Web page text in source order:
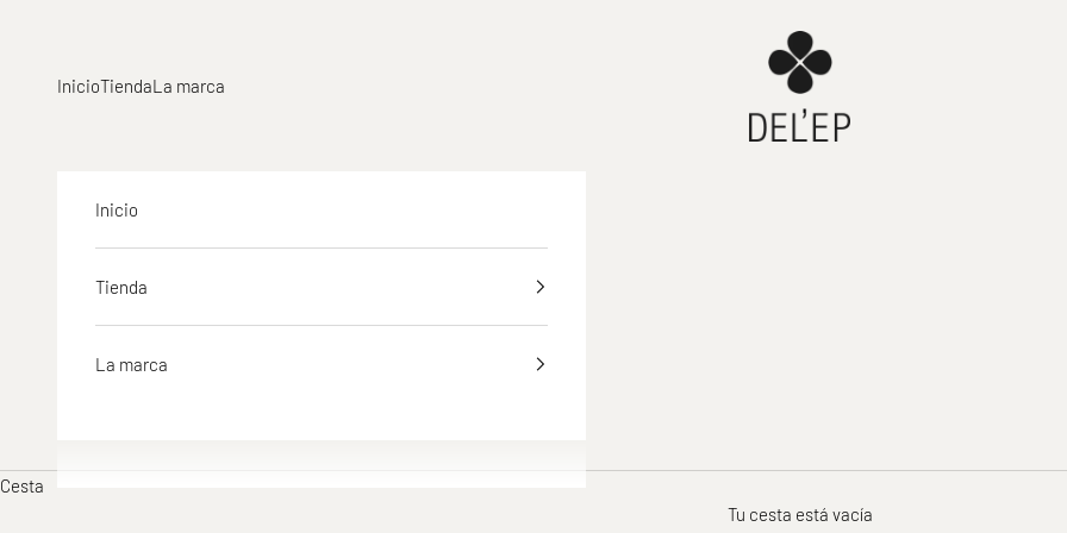
InicioTiendaLa marca
Inicio
Tienda
La marca
Cesta
Tu cesta está vacía